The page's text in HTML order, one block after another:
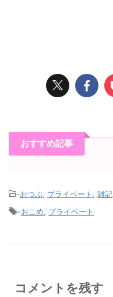
おすすめ記事
-おつぶ プライベート
雑記
-おこめ プライベート
コメントを残す